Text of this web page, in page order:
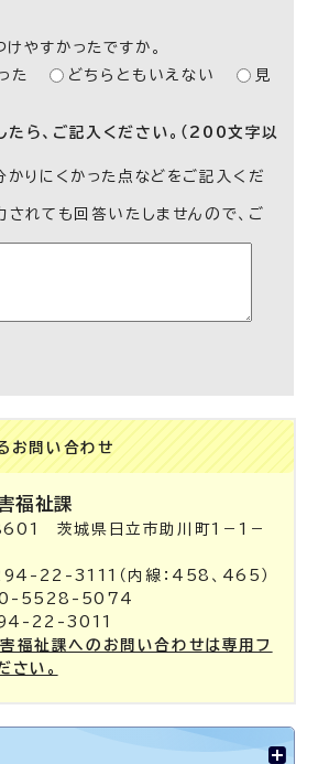
やすかったですか。
た
どちらともいえない
見
たら、ご記入ください。（200文字以
かりにくかった点などをご記入くだ
されても回答いたしませんので、ご
お問い合わせ
福祉課
茨城県日立市助川町1－1－
22-3111（内線：458、465）
5528-5074
22-3011
福祉課へのお問い合わせは専用フ
さい。